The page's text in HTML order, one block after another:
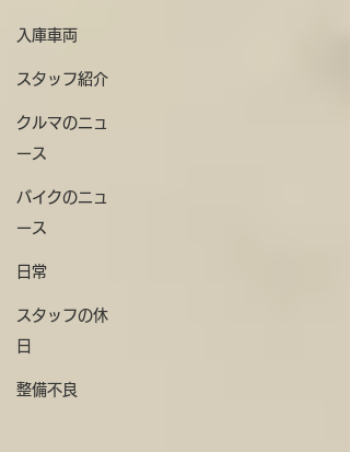
入庫車両
スタッフ紹介
クルマのニュ
ース
バイクのニュ
ース
日常
スタッフの休
日
整備不良